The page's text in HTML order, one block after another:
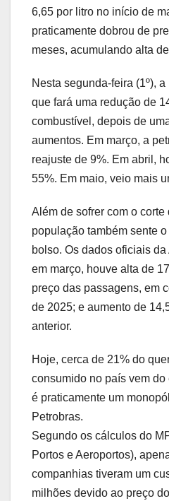
6,65 por litro no início de
praticamente dobrou de
meses, acumulando alta
Nesta segunda-feira (1º),
que fará uma redução de
combustível, depois de
aumentos. Em março, a
reajuste de 9%. Em abril,
55%. Em maio, veio mais
Além de sofrer com o corte
população também sente
bolso. Os dados oficiais
em março, houve alta de
preço das passagens, em
de 2025; e aumento de
anterior.
Hoje, cerca de 21% do
consumido no país vem do
é praticamente um
Petrobras.
Segundo os cálculos do
Portos e Aeroportos),
companhias tiveram um
milhões devido ao preço